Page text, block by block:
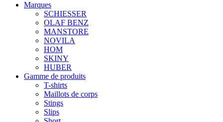
Marques
SCHIESSER
OLAF BENZ
MANSTORE
NOVILA
HOM
SKINY
HUBER
Gamme de produits
T-shirts
Maillots de corps
Stings
Slips